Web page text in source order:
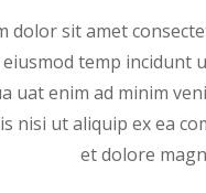
dolor sit amet
eiusmod temp incidunt
uat enim ad minim
nisi ut aliquip ex ea
et dolore